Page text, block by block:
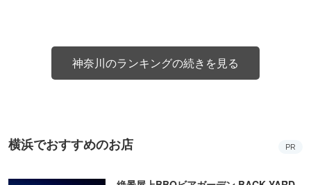
神奈川のランキングの続きを見る
横浜でおすすめのお店 PR